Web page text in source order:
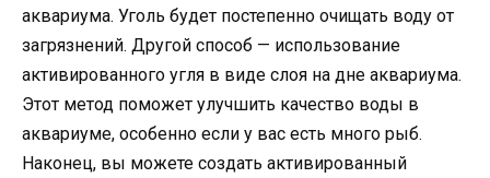
аквариума. Уголь будет постепенно очищать воду от
загрязнений. Другой способ — использование
активированного угля в виде слоя на дне аквариума.
Этот метод поможет улучшить качество воды в
аквариуме, особенно если у вас есть много рыб.
Наконец, вы можете создать активированный